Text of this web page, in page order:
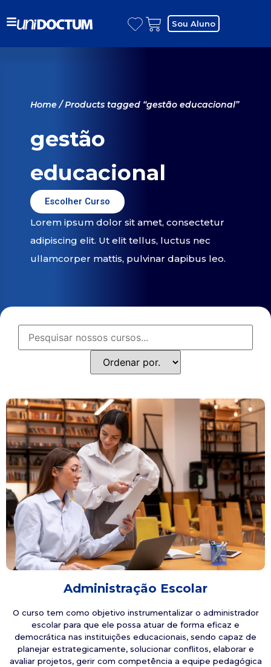
Sou Aluno
Home/ Products tagged “gestão educacional”
gestão
educacional
Escolher Curso
Lorem ipsum dolor sit amet, consectetur
adipiscing elit. Ut elit tellus, luctus nec
ullamcorper mattis, pulvinar dapibus leo.
Administração Escolar
O curso tem como objetivo instrumentalizar o administrador
escolar para que ele possa atuar de forma eficaz e
democrática nas instituições educacionais, sendo capaz de
planejar estrategicamente, solucionar conflitos, elaborar e
avaliar projetos, gerir com competência a equipe pedagógica